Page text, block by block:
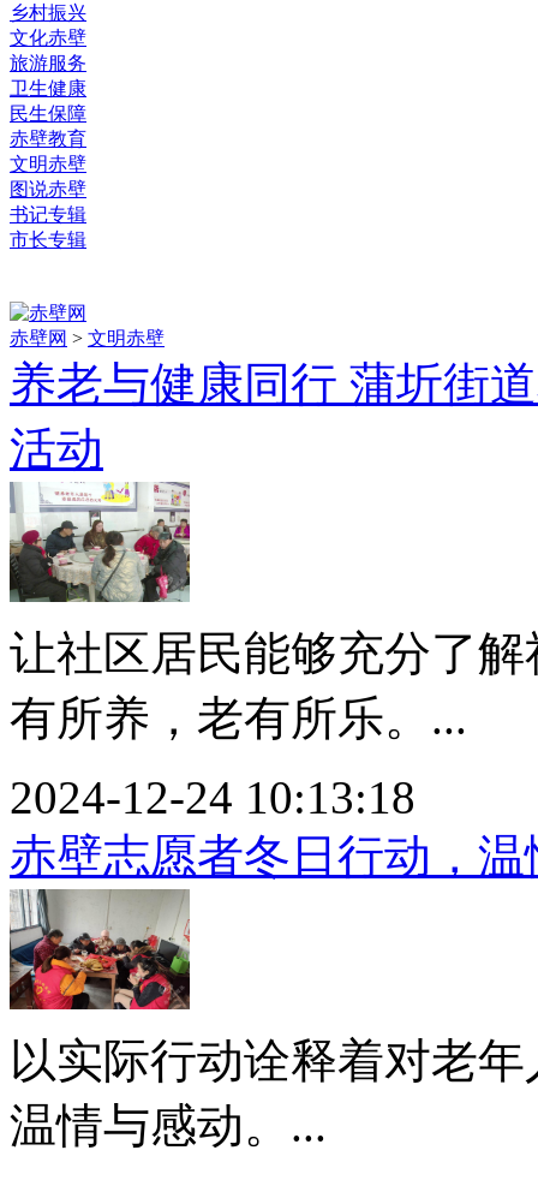
乡村振兴
文化赤壁
旅游服务
卫生健康
民生保障
赤壁教育
文明赤壁
图说赤壁
书记专辑
市长专辑
赤壁网 > 文明赤壁
养老与健康同行 蒲圻街
活动
让社区居民能够充分了
有所养，老有所乐。...
2024-12-24 10:13:18
赤壁志愿者冬日行动，
以实际行动诠释着对老
温情与感动。...